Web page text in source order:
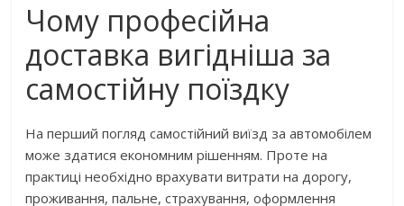
Чому професійна
доставка вигідніша за
самостійну поїздку
На перший погляд самостійний виїзд за автомобілем
може здатися економним рішенням. Проте на
практиці необхідно врахувати витрати на дорогу,
проживання, пальне, страхування, оформлення